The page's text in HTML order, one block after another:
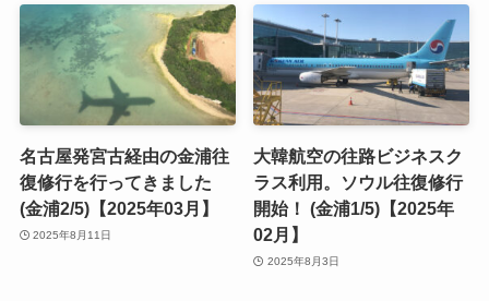
名古屋発宮古経由の金浦往
復修行を行ってきました
(金浦2/5)【2025年03月】
2025年8月11日
大韓航空の往路ビジネスク
ラス利用。ソウル往復修行
開始！ (金浦1/5)【2025年
02月】
2025年8月3日